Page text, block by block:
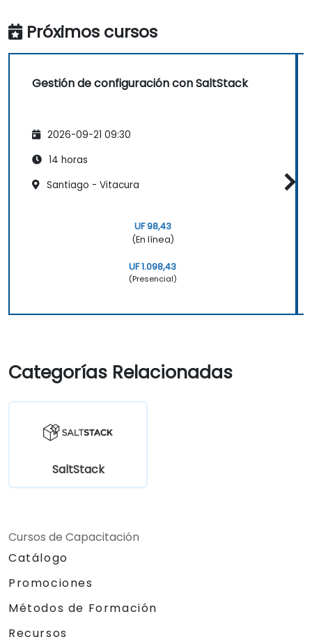
Próximos cursos
Gestión de configuración con SaltStack
2026-09-21 09:30
14 horas
Santiago - Vitacura
UF 98,43
(En línea)
UF 1.098,43
(Presencial)
Categorías Relacionadas
SaltStack
Cursos de Capacitación
Catálogo
Promociones
Métodos de Formación
Recursos